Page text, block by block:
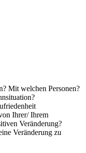
Mit welchen Personen?
Ihrer/ Ihrem
Veränderung?
Veränderung zu